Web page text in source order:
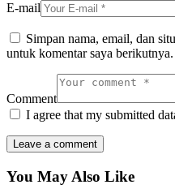
E-mail
Simpan nama, email, dan
untuk komentar saya berikutnya.
Comment
I agree that my submitted
You May Also Like